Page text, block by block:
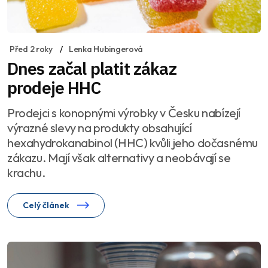
Před 2 roky Lenka Hubingerová
Dnes začal platit zákaz
prodeje HHC
Prodejci s konopnými výrobky v Česku nabízejí
výrazné slevy na produkty obsahující
hexahydrokanabinol (HHC) kvůli jeho dočasnému
zákazu. Mají však alternativy a neobávají se
krachu.
Celý článek